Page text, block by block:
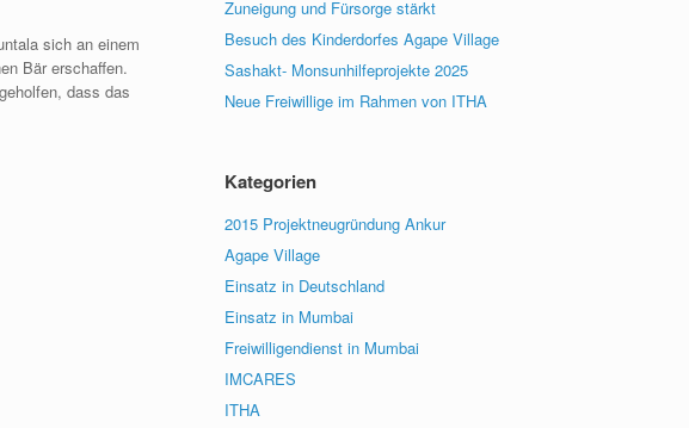
sich an einem
Bär erschaffen.
dass das
Zuneigung und Fürsorge stärkt
Besuch des Kinderdorfes Agape Village
Sashakt- Monsunhilfeprojekte 2025
Neue Freiwillige im Rahmen von ITHA
Kategorien
2015 Projektneugründung Ankur
Agape Village
Einsatz in Deutschland
Einsatz in Mumbai
Freiwilligendienst in Mumbai
IMCARES
ITHA